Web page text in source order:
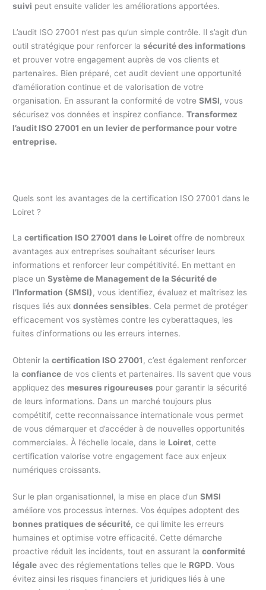
suivi peut ensuite valider les améliorations apportées.
L’audit ISO 27001 n’est pas qu’un simple contrôle. Il s’agit d’un
outil stratégique pour renforcer lasécurité des informations
et prouver votre engagement auprès de vos clients et
partenaires. Bien préparé, cet audit devient une opportunité
d’amélioration continue et de valorisation de votre
organisation. En assurant la conformité de votreSMSI, vous
sécurisez vos données et inspirez confiance.Transformez
l’audit ISO 27001 en un levier de performance pour votre
entreprise.
Quels sont les avantages de la certification ISO 27001 dans le
Loiret ?
Lacertification ISO 27001 dans le Loiret offre de nombreux
avantages aux entreprises souhaitant sécuriser leurs
informations et renforcer leur compétitivité. En mettant en
place unSystème de Management de la Sécurité de
l’Information (SMSI), vous identifiez, évaluez et maîtrisez les
risques liés auxdonnées sensibles. Cela permet de protéger
efficacement vos systèmes contre les cyberattaques, les
fuites d’informations ou les erreurs internes.
Obtenir lacertification ISO 27001 , c’est également renforcer
laconfiance de vos clients et partenaires. Ils savent que vous
appliquez des mesures rigoureuses pour garantir la sécurité
de leurs informations. Dans un marché toujours plus
compétitif, cette reconnaissance internationale vous permet
de vous démarquer et d’accéder à de nouvelles opportunités
commerciales. À l’échelle locale, dans le Loiret, cette
certification valorise votre engagement face aux enjeux
numériques croissants.
Sur le plan organisationnel, la mise en place d’unSMSI
améliore vos processus internes. Vos équipes adoptent des
bonnes pratiques de sécurité, ce qui limite les erreurs
humaines et optimise votre efficacité. Cette démarche
proactive réduit les incidents, tout en assurant laconformité
légale avec des réglementations telles que le RGPD. Vous
évitez ainsi les risques financiers et juridiques liés à une